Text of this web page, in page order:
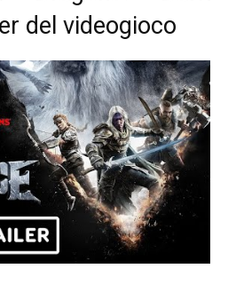
del videogioco